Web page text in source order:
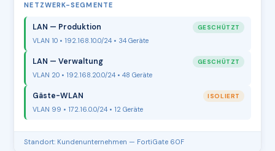
NETZWERK-SEGMENTE
LAN — Produktion GESCHÜTZT
VLAN 10 • 192.168.10.0/24 • 34 Geräte
LAN — Verwaltung GESCHÜTZT
VLAN 20 • 192.168.20.0/24 • 48 Geräte
Gäste-WLAN ISOLIERT
VLAN 99 • 172.16.0.0/24 • 12 Geräte
Standort: Kundenunternehmen — FortiGate 60F